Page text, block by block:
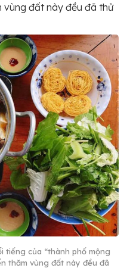
vùng đất này đều đã thử
tiếng của “thành phố mộng
thăm vùng đất này đều đã